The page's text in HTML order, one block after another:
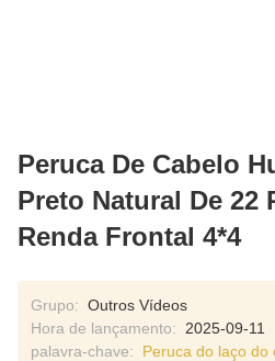
Peruca De Cabelo
Preto Natural De 22
Renda Frontal 4*4
Grupo: Outros Vídeos
Hora de lançamento:
2025-09-11
palavra-chave:
Peruca do laço do